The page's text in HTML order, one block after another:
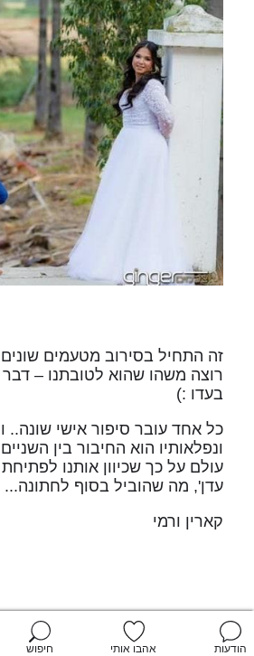
הודעות אהבו אותי חיפוש
זה התחיל בסירוב מטעמים
רוצה משהו שהוא לטובתנו – דבר
בעדו :)
כל אחד עובר סיפור אישי שונה..
ונפלאותיו הוא החיבור בין
עולם על כך שכיוון אותנו
עדן', מה שהוביל בסוף לחתונה...
קארין ורמי